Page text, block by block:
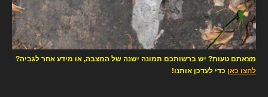
מצאתם טעות? יש ברשותכם תמונה ישנה של המצבה, או מידע אחר לגביה?
לחצו כאן כדי לעדכן אותנו!